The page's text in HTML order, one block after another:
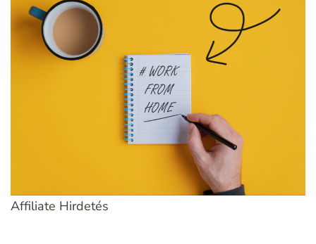
Affiliate Hirdetés